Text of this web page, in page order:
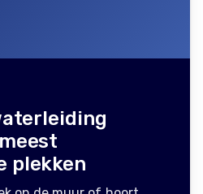
plekken